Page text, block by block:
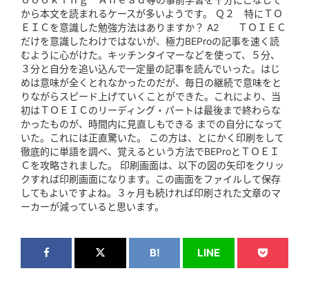
から本文を読まれるケースが多いようです。 Ｑ２ 特にＴＯ
ＥＩＣを意識した勉強方法はありますか？ A2 ＴＯＩＥＣ
だけを意識したわけではないが、極力BEProの記事を速く読
むように心がけた。キッチンタイマーなどを使って、５分、
３分と自分を追い込んで一定量の記事を読んでいった。はじ
めは意味が全くとれなかったのだが、毎日の継続で意味をと
りながらスピード上げていくことができた。これにより、当
初はＴＯＥＩＣのリーディング・パートは最後まで終わらな
かったものが、時間内に見直しもできる までの自分になって
いた。これには正直驚いた。 この方は、とにかく印刷をして
徹底的に単語を調べ、覚えるという方法でBEProとＴＯＥＩ
Ｃを攻略されました。 印刷画面は、以下の図の矢印をクリッ
クすれば印刷画面になります。この画面をファイルして保存
してもよいですよね。３ヶ月も続ければ印刷された文章のマ
ーカーが減っていると思います。
B! LINE